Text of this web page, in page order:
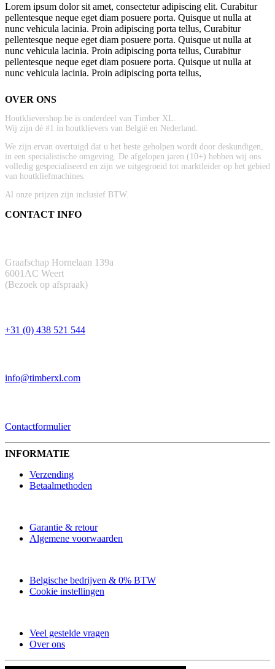
Lorem ipsum dolor sit amet, consectetur adipiscing elit. Curabitur
pellentesque neque eget diam posuere porta. Quisque ut nulla at
nunc vehicula lacinia. Proin adipiscing porta tellus, Curabitur
pellentesque neque eget diam posuere porta. Quisque ut nulla at
nunc vehicula lacinia. Proin adipiscing porta tellus, Curabitur
pellentesque neque eget diam posuere porta. Quisque ut nulla at
nunc vehicula lacinia. Proin adipiscing porta tellus,
OVER ONS
Houtklievershop.be is onderdeel van Timber XL.
Wij zijn dé #1 in houtklievers van België en Nederland.
We zijn ervan overtuigd dat u het beste geholpen wordt door deskundigen,
in een specialistische omgeving. De afgelopen jaren (10+) hebben wij ons
volledig gespecialiseerd en zijn we uitgegroeid tot marktleider op het gebied
van houtkliefmachines.
Al onze prijzen zijn inclusief BTW.
CONTACT INFO
Graafschap Hornelaan 139a
6001AC Weert
(Bezoek op afspraak)
+31 (0) 438 521 544
info@timberxl.com
Contactformulier
INFORMATIE
Verzending
Betaalmethoden
Garantie & retour
Algemene voorwaarden
Belgische bedrijven & 0% BTW
Cookie instellingen
Veel gestelde vragen
Over ons